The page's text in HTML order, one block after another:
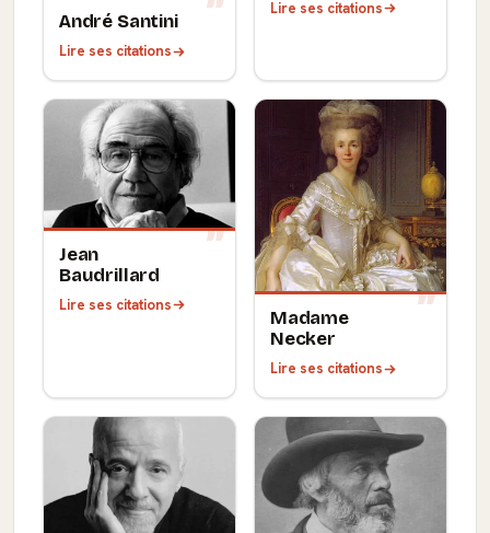
André Santini
Lire ses citations
Lire ses citations
Jean
Baudrillard
Lire ses citations
Madame
Necker
Lire ses citations